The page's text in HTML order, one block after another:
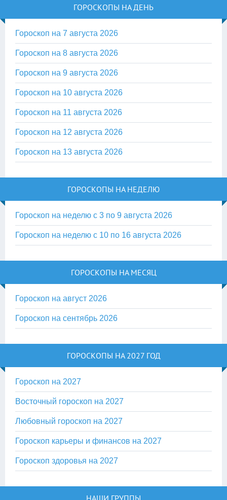
ГОРОСКОПЫ НА ДЕНЬ
Гороскоп на 7 августа 2026
Гороскоп на 8 августа 2026
Гороскоп на 9 августа 2026
Гороскоп на 10 августа 2026
Гороскоп на 11 августа 2026
Гороскоп на 12 августа 2026
Гороскоп на 13 августа 2026
ГОРОСКОПЫ НА НЕДЕЛЮ
Гороскоп на неделю с 3 по 9 августа 2026
Гороскоп на неделю с 10 по 16 августа 2026
ГОРОСКОПЫ НА МЕСЯЦ
Гороскоп на август 2026
Гороскоп на сентябрь 2026
ГОРОСКОПЫ НА 2027 ГОД
Гороскоп на 2027
Восточный гороскоп на 2027
Любовный гороскоп на 2027
Гороскоп карьеры и финансов на 2027
Гороскоп здоровья на 2027